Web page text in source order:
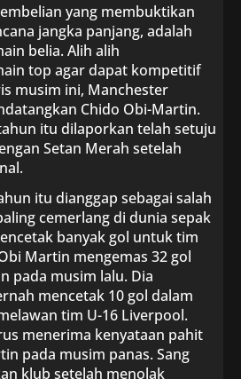
yang membuktikan
jangka panjang, adalah
belia. Alih alih
top agar dapat kompetitif
musim ini, Manchester
Chido Obi-Martin.
itu dilaporkan telah setuju
Setan Merah setelah
itu dianggap sebagai salah
cemerlang di dunia sepak
banyak gol untuk tim
Martin mengemas 32 gol
pada musim lalu. Dia
mencetak 10 gol dalam
tim U-16 Liverpool.
menerima kenyataan pahit
pada musim panas. Sang
klub setelah menolak